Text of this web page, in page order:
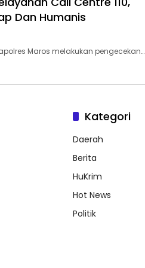
Dan Humanis
Maros melakukan pengecekan…
Kategori
Daerah
Berita
HuKrim
Hot News
Politik